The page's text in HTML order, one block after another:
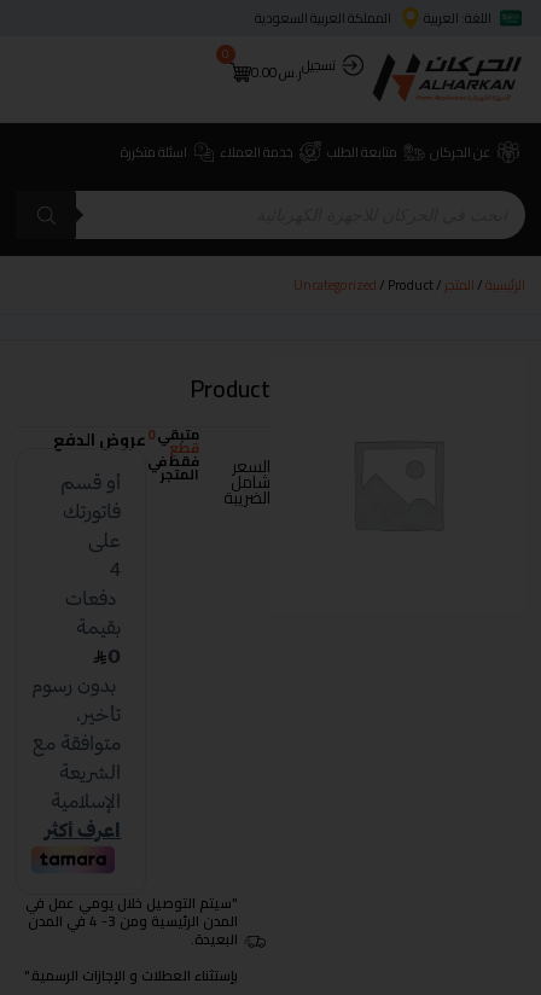
اللغة: العربية
المملكة العربية السعودية
تسجيلر.س0.00
0
عن الحركان متابعة الطلب خدمة العملاء اسئلة متكررة
الرئيسية/المتجر/
Uncategorized/ Product
Product
السعر
شامل
الضريبة
متبقي0
قطع
فقط في
المتجر
عروض الدفع
"سيتم التوصيل خلال يومي عمل في
المدن الرئيسية ومن 3- 4 في المدن
البعيدة.
بإستثناء العطلات و الإجازات الرسمية."